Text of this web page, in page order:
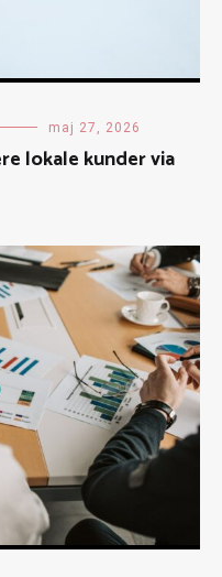
maj 27, 2026
lokale kunder via